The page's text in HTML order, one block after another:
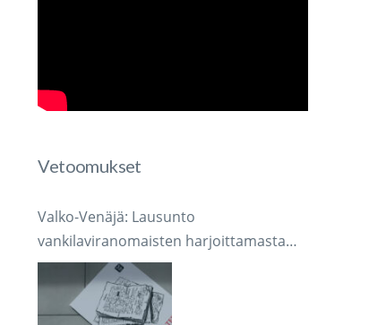
Vetoomukset
Valko-Venäjä: Lausunto
vankilaviranomaisten harjoittamasta
järjestelmällisestä käsikirjoitusten
takavarikoinnista ja tuhoamisesta